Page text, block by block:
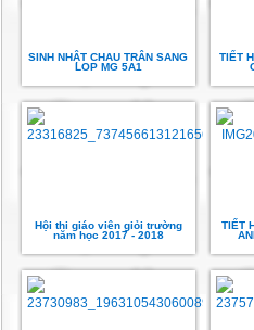
SINH NHẬT CHAU TRÂN SANG
LOP MG 5A1
TIẾT
Hội thi giáo viên giỏi trường
năm học 2017 - 2018
TIẾT